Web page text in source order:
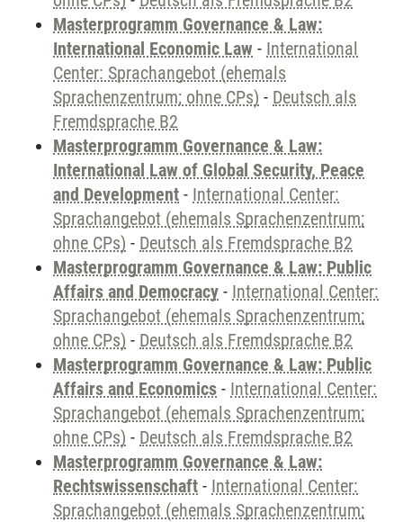
Masterprogramm Governance & Law:
International Economic Law - International
Center: Sprachangebot (ehemals
Sprachenzentrum; ohne CPs) - Deutsch als
Fremdsprache B2
Masterprogramm Governance & Law:
International Law of Global Security, Peace
and Development - International Center:
Sprachangebot (ehemals Sprachenzentrum;
ohne CPs) - Deutsch als Fremdsprache B2
Masterprogramm Governance & Law: Public
Affairs and Democracy - International Center:
Sprachangebot (ehemals Sprachenzentrum;
ohne CPs) - Deutsch als Fremdsprache B2
Masterprogramm Governance & Law: Public
Affairs and Economics - International Center:
Sprachangebot (ehemals Sprachenzentrum;
ohne CPs) - Deutsch als Fremdsprache B2
Masterprogramm Governance & Law:
Rechtswissenschaft - International Center:
Sprachangebot (ehemals Sprachenzentrum;